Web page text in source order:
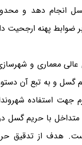
انجام دهد و
ضوابط پهنه ارجحیت
و به تبع آن
جهت استفاده
با حریم گسل
هدف از تدقیق